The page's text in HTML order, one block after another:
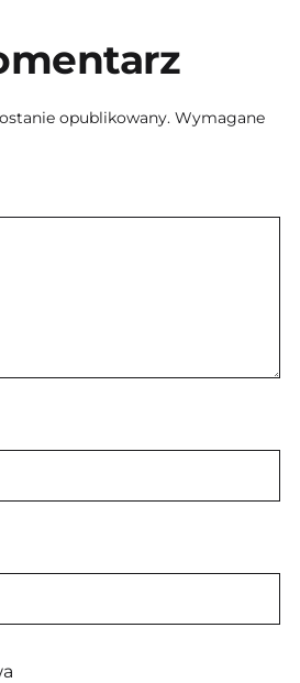
opublikowany. Wymagane